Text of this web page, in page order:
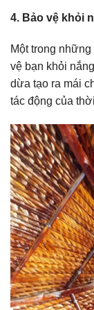
4. Bảo vệ khỏi
Một trong
vệ bạn khỏi
dừa tạo ra mái
tác động của